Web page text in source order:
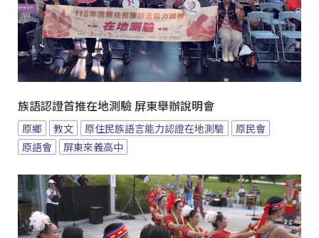
族語認證首推在地測驗 屏東舉辦說明會
原鄉 教文 原住民族語言能力認證在地測驗
原民會
原語會
屏東來義高中